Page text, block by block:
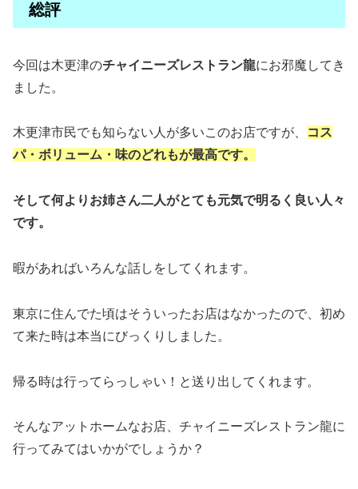
総評
今回は木更津のチャイニーズレストラン龍にお邪魔してき
ました。
木更津市民でも知らない人が多いこのお店ですが、
コス
パ・ボリューム・味のどれもが最高です。
そして何よりお姉さん二人がとても元気で明るく良い人々
です。
暇があればいろんな話しをしてくれます。
東京に住んでた頃はそういったお店はなかったので、初め
て来た時は本当にびっくりしました。
帰る時は行ってらっしゃい！と送り出してくれます。
そんなアットホームなお店、チャイニーズレストラン龍に
行ってみてはいかがでしょうか？